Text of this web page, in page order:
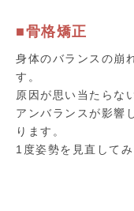
■骨格矯正
身体のバランスの崩
す。
原因が思い当たらな
アンバランスが影響
ります。
1度姿勢を見直してみ